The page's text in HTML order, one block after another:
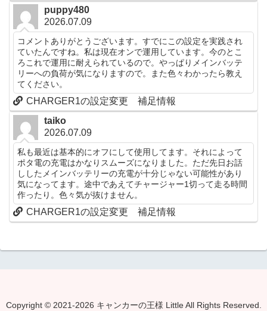
puppy480
2026.07.09
コメントありがとうございます。すでにこの設定を実践され
ていたんですね。私は現在オンで運用しています。今のとこ
ろこれで運用に耐えられているので。やっぱりメインバッテ
リーへの負荷が気になりますので。また色々わかったら教え
てください。
CHARGER1の設定変更 補足情報
taiko
2026.07.09
私も最近は基本的にオフにして使用してます。それによって
ポタ電の充電はかなりスムーズになりました。ただ先日お話
ししたメインバッテリーの充電が十分じゃない可能性があり
気になってます。途中であえてチャージャー1切って走る時間
作ったり。色々気が抜けません。
CHARGER1の設定変更 補足情報
Copyright © 2021-2026 キャンカーの王様 Little All Rights Reserved.